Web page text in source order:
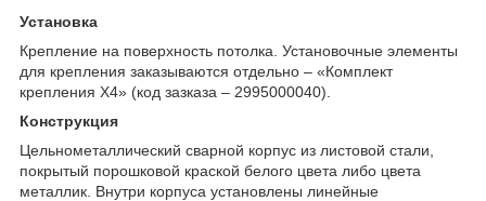
Установка
Крепление на поверхность потолка. Установочные элементы
для крепления заказываются отдельно – «Комплект
крепления X4» (код зазказа – 2995000040).
Конструкция
Цельнометаллический сварной корпус из листовой стали,
покрытый порошковой краской белого цвета либо цвета
металлик. Внутри корпуса установлены линейные